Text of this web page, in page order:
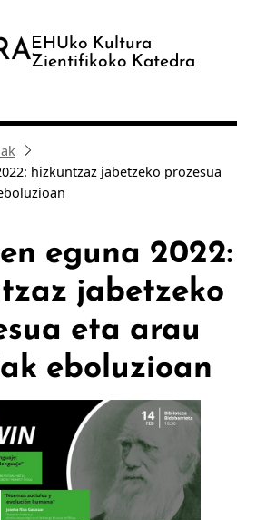
EHUko Kultura
Zientifikoko Katedra
hizkuntzaz jabetzeko prozesua
eguna 2022:
jabetzeko
eta arau
eboluzioan